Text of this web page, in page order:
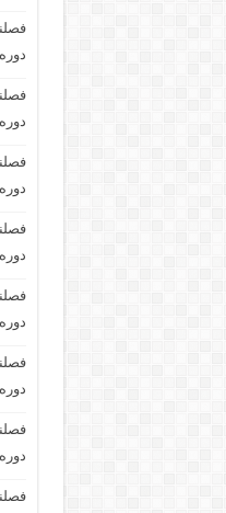
دوره 5، شماره 5،
دوره 6 شماره 6
دوره 7, شماره 7,
دوره 8. شماره 8.
دوره 9، شماره 9،
دوره 10، شماره 10،
دوره 11، شماره 11،